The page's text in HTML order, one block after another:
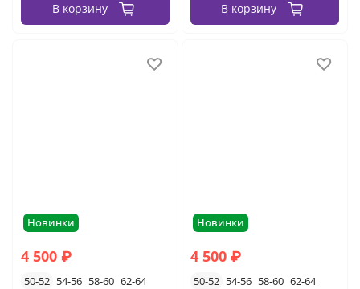
В корзину В корзину
Новинки
4 500 ₽
50-52 54-56 58-60 62-64
Новинки
4 500 ₽
50-52 54-56 58-60 62-64